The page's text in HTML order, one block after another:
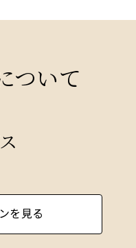
ついて
を見る